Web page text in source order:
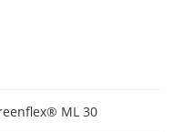
ML 30